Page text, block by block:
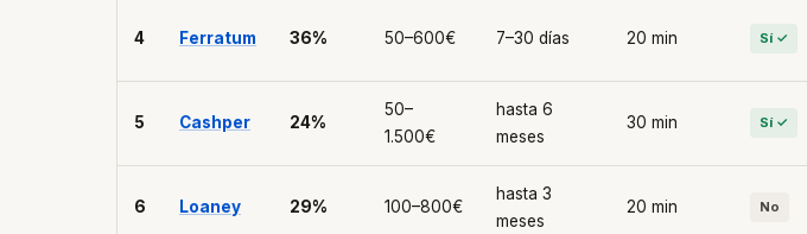
4 Ferratum 36% 50–600€ 7–30 días 20 min Sí ✓
5 Cashper 24%
50–
1.500€
hasta 6
meses
30 min Sí ✓
6 Loaney 29% 100–800€
hasta 3
meses
20 min No